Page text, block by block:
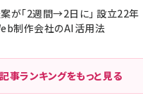
が「2週間→2日に」 設立22年
制作会社のAI活用法
事ランキングをもっと見る